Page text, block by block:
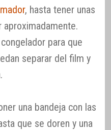
, hasta tener unas
para que
separar del film y
una bandeja con las
que se doren y una